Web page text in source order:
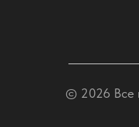
© 2026 Все